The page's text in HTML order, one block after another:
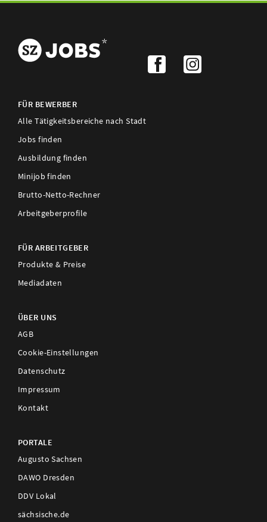
FÜR BEWERBER
Alle Tätigkeitsbereiche nach Stadt
Jobs finden
Ausbildung finden
Minijob finden
Brutto-Netto-Rechner
Arbeitgeberprofile
FÜR ARBEITGEBER
Produkte & Preise
Mediadaten
ÜBER UNS
AGB
Cookie-Einstellungen
Datenschutz
Impressum
Kontakt
PORTALE
Augusto Sachsen
DAWO Dresden
DDV Lokal
sächsische.de